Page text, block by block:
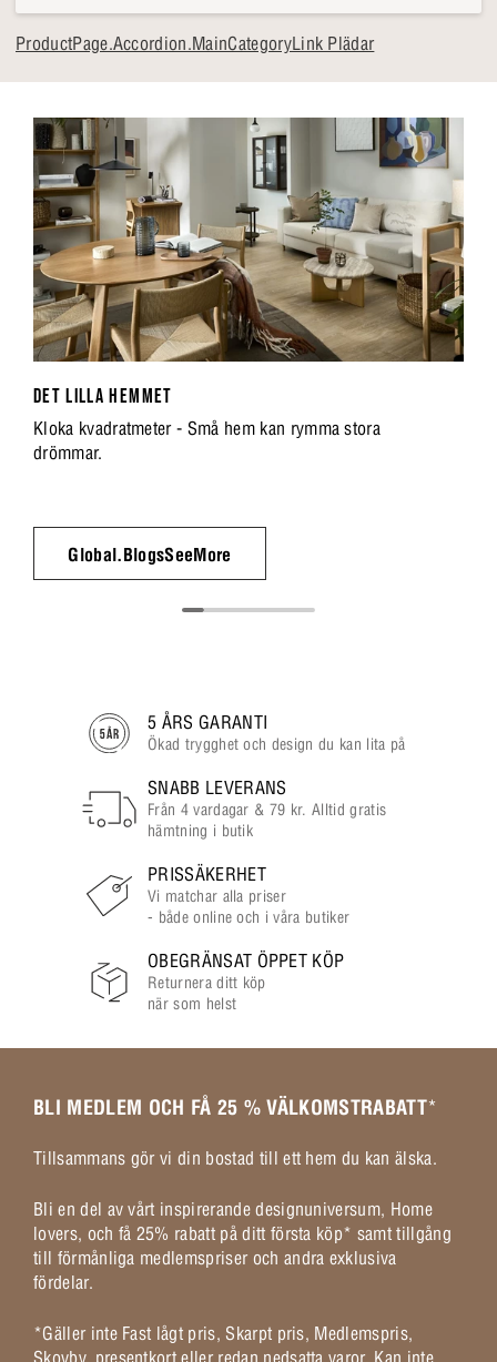
ProductPage.Accordion.MainCategoryLink Plädar
DET LILLA HEMMET
Kloka kvadratmeter - Små hem kan rymma stora
drömmar.
Global.BlogsSeeMore
5 ÅRS GARANTI
Ökad trygghet och design du kan lita på
SNABB LEVERANS
Från 4 vardagar & 79 kr. Alltid gratis
hämtning i butik
PRISSÄKERHET
Vi matchar alla priser
- både online och i våra butiker
OBEGRÄNSAT ÖPPET KÖP
Returnera ditt köp
när som helst
BLI MEDLEM OCH FÅ 25 % VÄLKOMSTRABATT*
Tillsammans gör vi din bostad till ett hem du kan älska.
Bli en del av vårt inspirerande designuniversum, Home
lovers, och få 25% rabatt på ditt första köp* samt tillgång
till förmånliga medlemspriser och andra exklusiva
fördelar.
*Gäller inte Fast lågt pris, Skarpt pris, Medlemspris,
Skovby, presentkort eller redan nedsatta varor. Kan inte